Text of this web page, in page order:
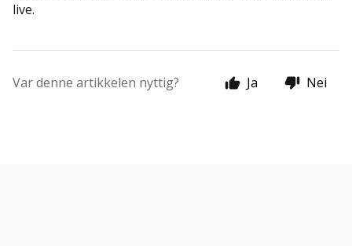
live.
Var denne artikkelen nyttig? Ja Nei